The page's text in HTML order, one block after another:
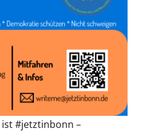
ist #jetztinbonn –